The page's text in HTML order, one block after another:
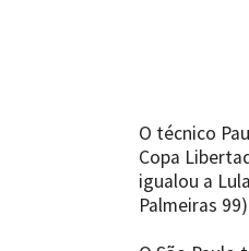
O técnico
Copa
igualou a
Palmeiras